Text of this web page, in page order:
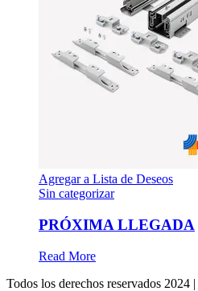
Agregar a Lista de Deseos
Sin categorizar
PRÓXIMA LLEGADA
Read More
Todos los derechos reservados 2024 |